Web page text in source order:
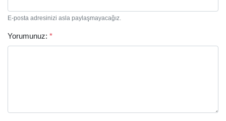
E-posta adresinizi asla paylaşmayacağız.
Yorumunuz: *